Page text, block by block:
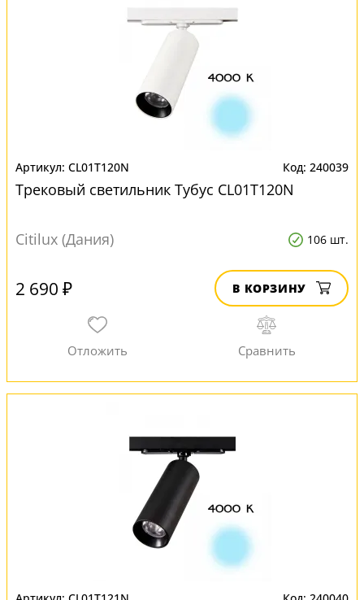
CL01T120N 240039
Трековый светильник Тубус CL01T120N
Citilux (Дания) 106 шт.
2 690 ₽ В КОРЗИНУ